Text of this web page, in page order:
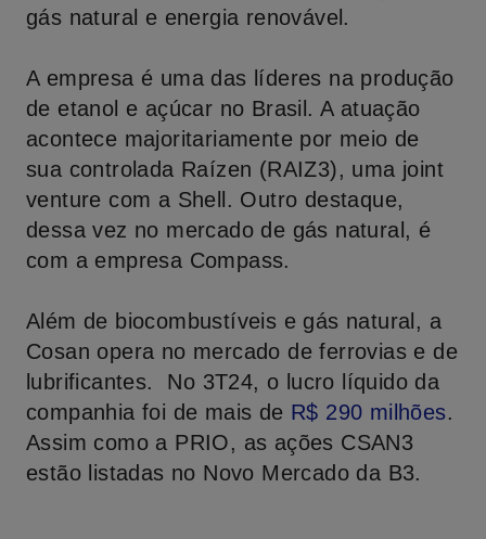
gás natural e energia renovável.
A empresa é uma das líderes na produção
de etanol e açúcar no Brasil. A atuação
acontece majoritariamente por meio de
sua controlada Raízen (RAIZ3), uma joint
venture com a Shell. Outro destaque,
dessa vez no mercado de gás natural, é
com a empresa Compass.
Além de biocombustíveis e gás natural, a
Cosan opera no mercado de ferrovias e de
lubrificantes. No 3T24, o lucro líquido da
companhia foi de mais de R$ 290 milhões.
Assim como a PRIO, as ações CSAN3
estão listadas no Novo Mercado da B3.